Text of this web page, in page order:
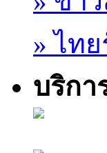
» ไทย
บริกา